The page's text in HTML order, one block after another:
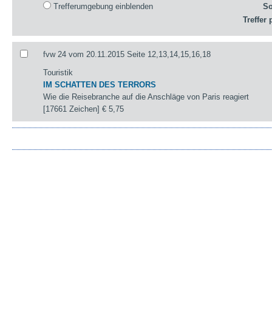
Trefferumgebung einblenden
Treffer
fvw 24 vom 20.11.2015 Seite 12,13,14,15,16,18
Touristik
IM SCHATTEN DES TERRORS
Wie die Reisebranche auf die Anschläge von Paris reagiert
[17661 Zeichen]€ 5,75